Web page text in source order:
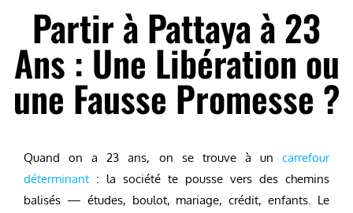
Partir à Pattaya à 23
Ans : Une Libération ou
une Fausse Promesse ?
Quand on a 23 ans, on se trouve à un carrefour
déterminant : la société te pousse vers des chemins
balisés — études, boulot, mariage, crédit, enfants. Le